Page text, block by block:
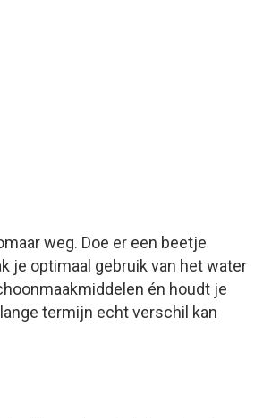
weg. Doe er een beetje
je optimaal gebruik van het water
én houdt je
termijn echt verschil kan